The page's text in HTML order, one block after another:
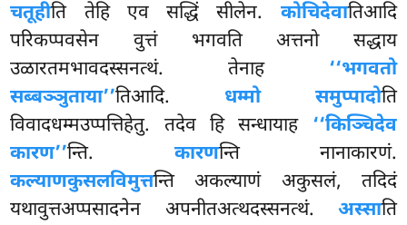
चतूहीति तेहि एव सद्धिं सीलेन. कोचिदेवातिआदि
परिकप्पवसेन वुत्तं भगवतिअत्तनो सद्धाय
उळारतमभावदस्सनत्थं. तेनाह ‘‘भगवतो
सब्बञ्ञुताया’’तिआदि. धम्मो समुप्पादोति
विवादधम्मउप्पत्तिहेतु. तदेव हि सन्धायाह ‘‘किञ्चिदेव
कारण’’न्ति. कारणन्ति नानाकारणं.
कल्याणकुसलविमुत्तन्ति अकल्याणं अकुसलं, तदिदं
यथावुत्तअप्पसादनेन अपनीतअत्थदस्सनत्थं. अस्साति